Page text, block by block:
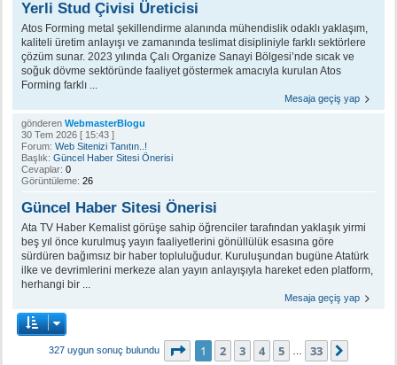
Yerli Stud Çivisi Üreticisi
Atos Forming metal şekillendirme alanında mühendislik odaklı yaklaşım,
kaliteli üretim anlayışı ve zamanında teslimat disipliniyle farklı sektörlere
çözüm sunar. 2023 yılında Çalı Organize Sanayi Bölgesi’nde sıcak ve
soğuk dövme sektöründe faaliyet göstermek amacıyla kurulan Atos
Forming farklı ...
Mesaja geçiş yap
gönderen WebmasterBlogu
30 Tem 2026 [ 15:43 ]
Forum: Web Sitenizi Tanıtın..!
Başlık: Güncel Haber Sitesi Önerisi
Cevaplar: 0
Görüntüleme: 26
Güncel Haber Sitesi Önerisi
Ata TV Haber Kemalist görüşe sahip öğrenciler tarafından yaklaşık yirmi
beş yıl önce kurulmuş yayın faaliyetlerini gönüllülük esasına göre
sürdüren bağımsız bir haber topluluğudur. Kuruluşundan bugüne Atatürk
ilke ve devrimlerini merkeze alan yayın anlayışıyla hareket eden platform,
herhangi bir ...
Mesaja geçiş yap
327 uygun sonuç bulundu . sayfa (Toplam33 sayfa)
1 2 3 4 5 33